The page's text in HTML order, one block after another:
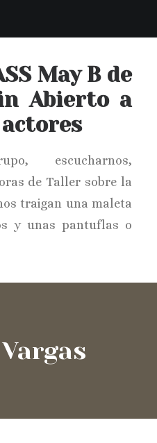
May B de
Abierto a
escucharnos,
de Taller sobre la
traigan una maleta
y unas pantuflas o